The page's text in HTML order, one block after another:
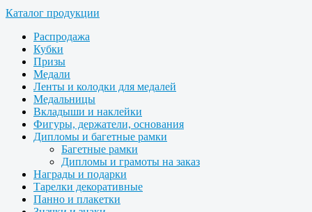
Каталог продукции
Распродажа
Кубки
Призы
Медали
Ленты и колодки для медалей
Медальницы
Вкладыши и наклейки
Фигуры, держатели, основания
Дипломы и багетные рамки
Багетные рамки
Дипломы и грамоты на заказ
Награды и подарки
Тарелки декоративные
Панно и плакетки